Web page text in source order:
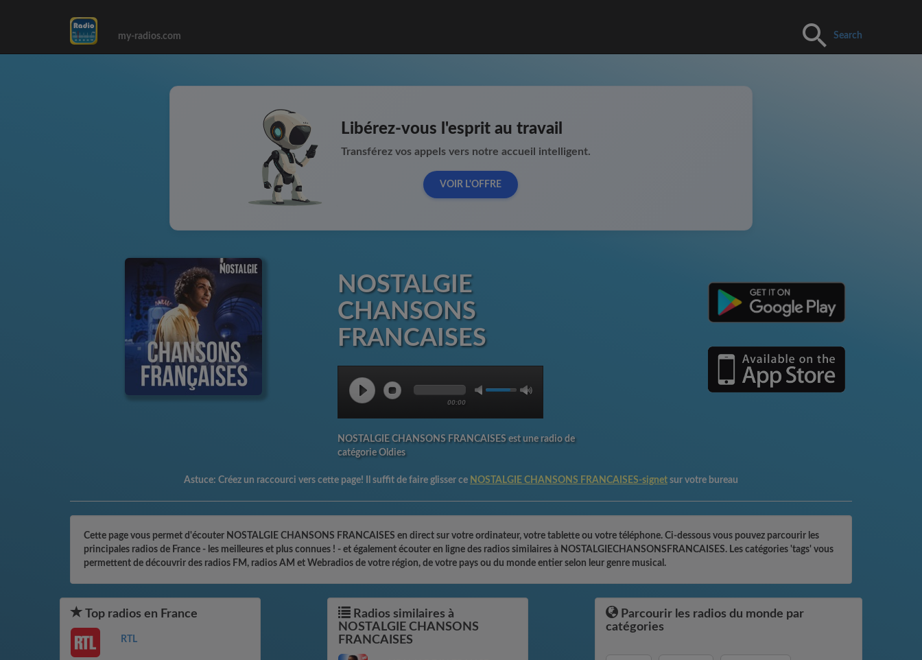
my-radios.com Search
Libérez-vous l'esprit au travail
Transférez vos appels vers notre accueil intelligent.
VOIR L'OFFRE
NOSTALGIE
CHANSONS
FRANCAISES
00:00
NOSTALGIE CHANSONS FRANCAISES est une radio de
catégorie Oldies
Astuce: Créez un raccourci vers cette page! Il suffit de faire glisser ce NOSTALGIE CHANSONS FRANCAISES-signet sur votre bureau
Cette page vous permet d'écouter NOSTALGIE CHANSONS FRANCAISES en direct sur votre ordinateur, votre tablette ou votre téléphone. Ci-dessous vous pouvez parcourir les
principales radios de France - les meilleures et plus connues ! - et également écouter en ligne des radios similaires à NOSTALGIECHANSONSFRANCAISES. Les catégories 'tags' vous
permettent de découvrir des radios FM, radios AM et Webradios de votre région, de votre pays ou du monde entier selon leur genre musical.
Top radios en France
RTL
Radios similaires à
NOSTALGIE CHANSONS
FRANCAISES
Parcourir les radios du monde par
catégories